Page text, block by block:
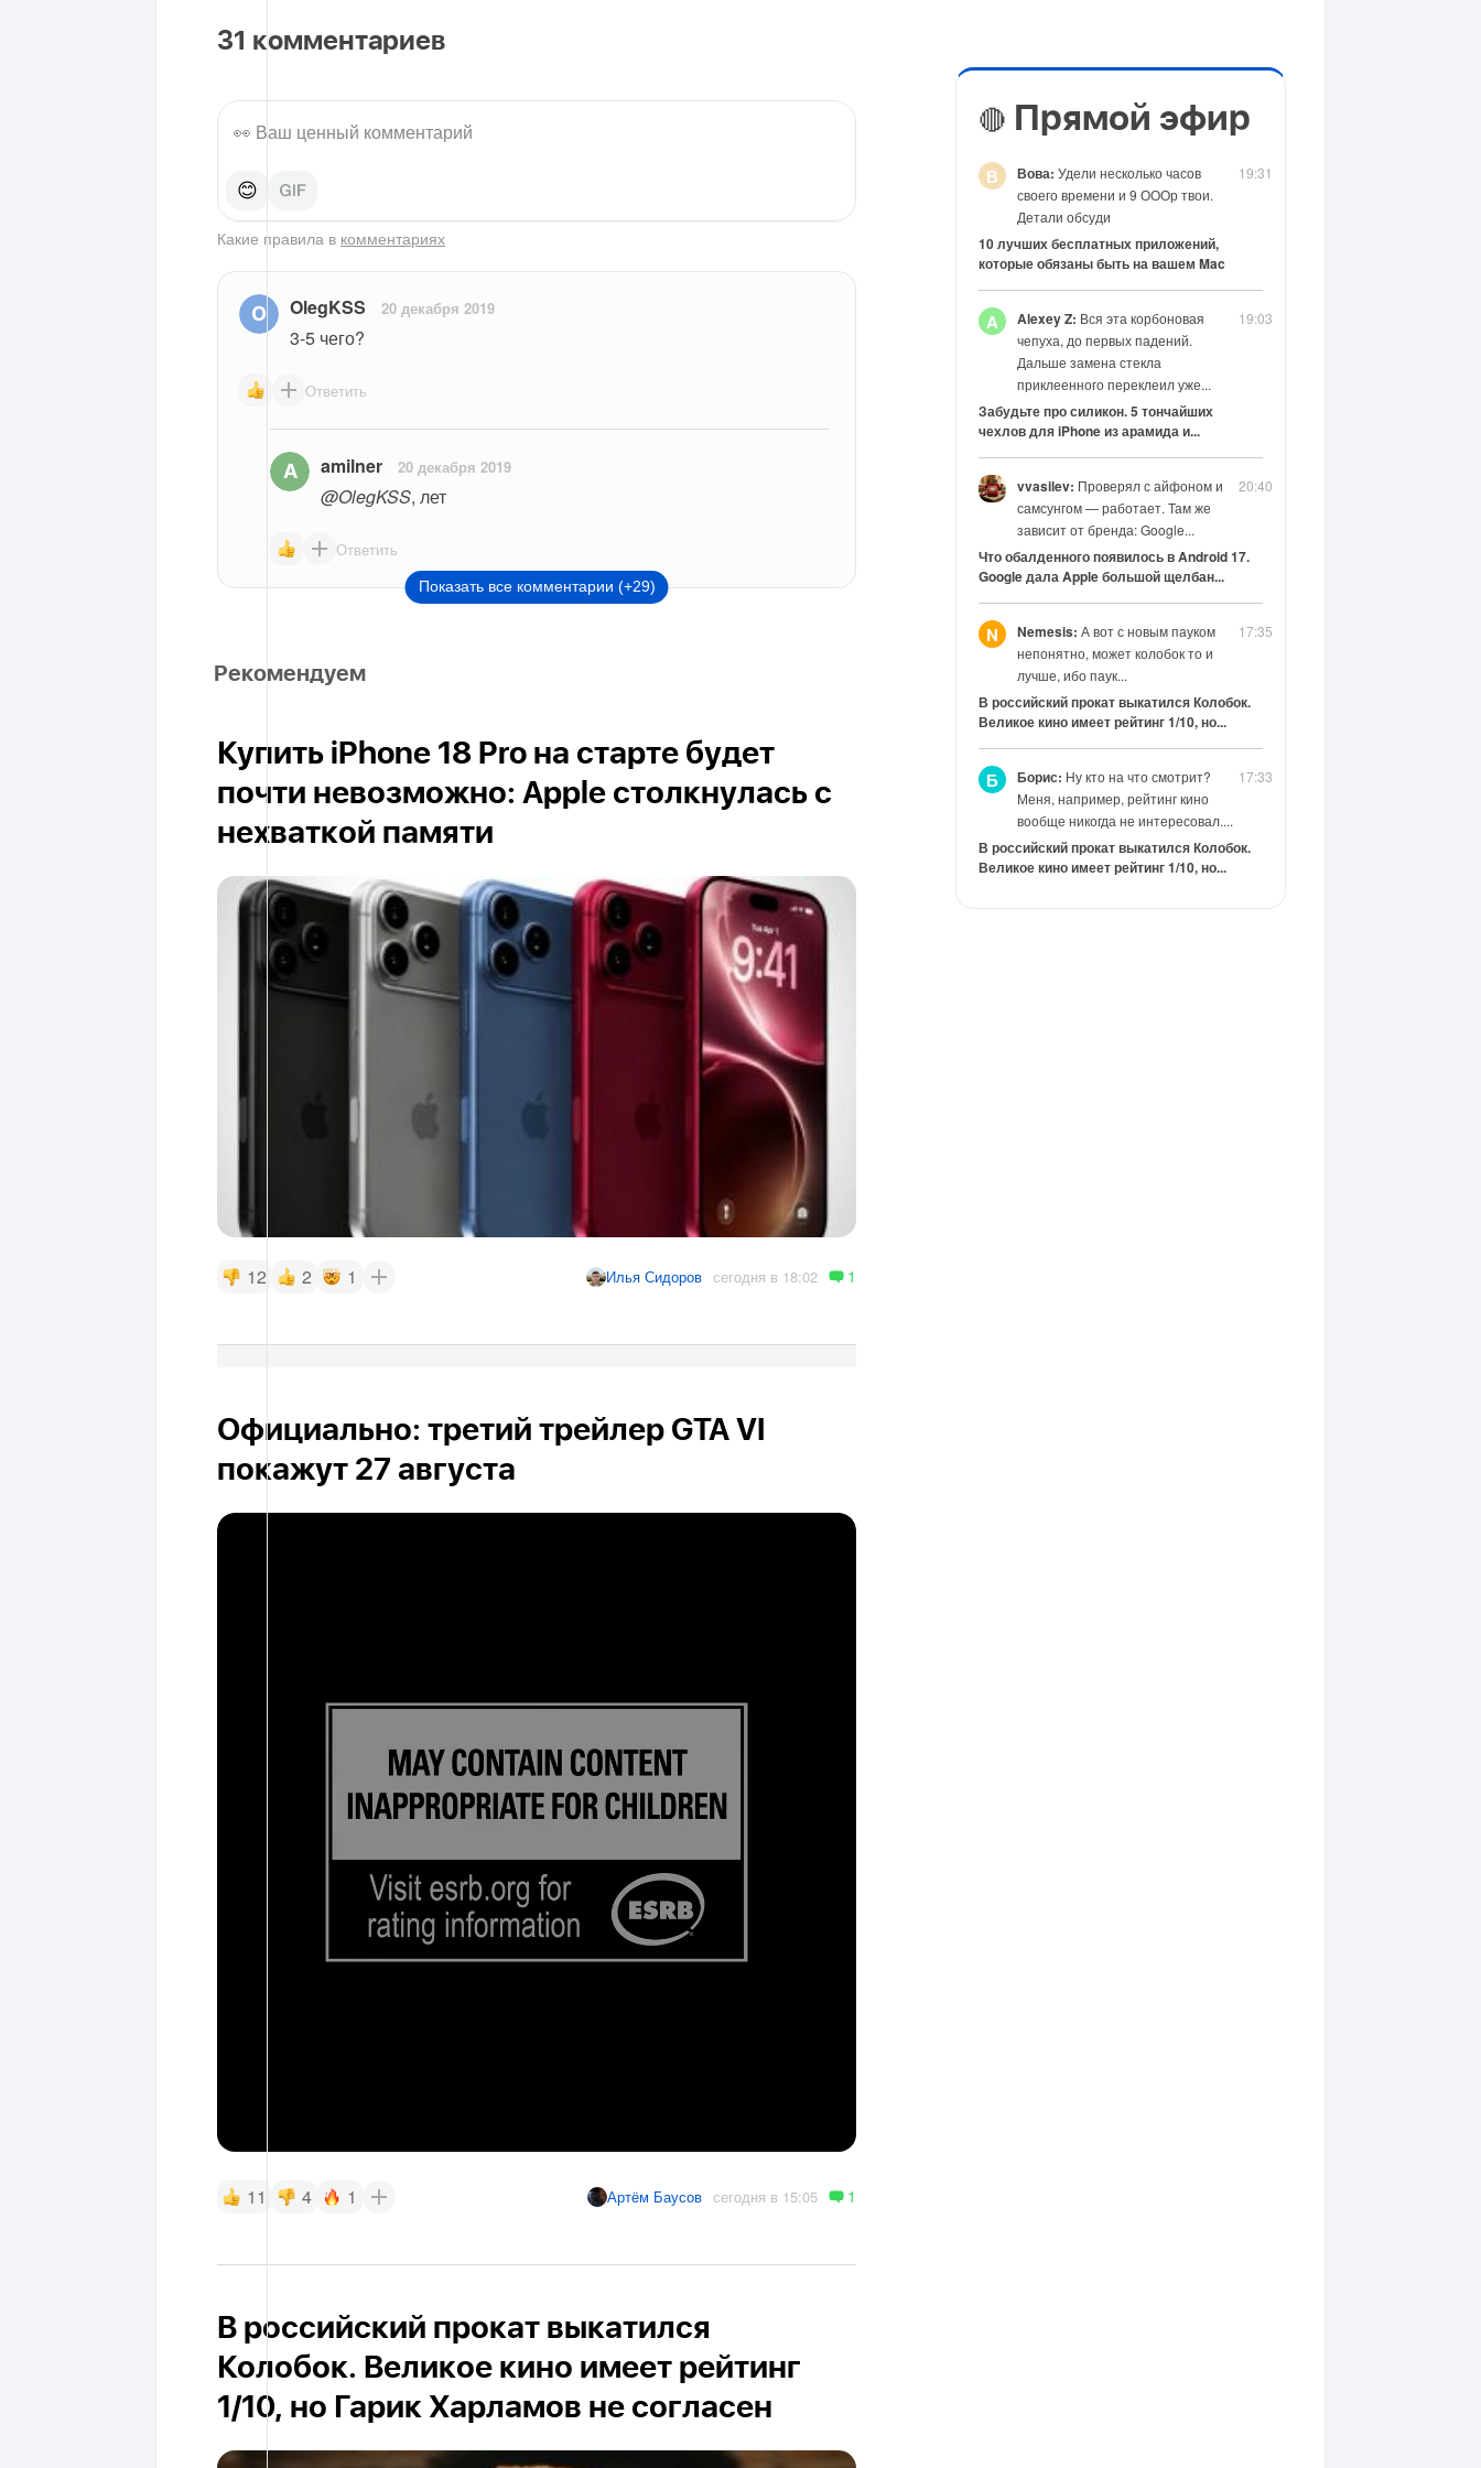
31 комментариев
😊
Какие правила в комментариях
OlegKSS 20 декабря 2019
3-5 чего?
Ответить
amilner 20 декабря 2019
@OlegKSS, лет
Ответить
Показать все комментарии (+29)
Рекомендуем
Купить iPhone 18 Pro на старте будет
почти невозможно: Apple столкнулась с
нехваткой памяти
12 2 1 Илья Сидоров сегодня в 18:02 1
Официально: третий трейлер GTA VI
покажут 27 августа
11 4 1 Артём Баусов сегодня в 15:05 1
В российский прокат выкатился
Колобок. Великое кино имеет рейтинг
1/10, но Гарик Харламов не согласен
🔴 Прямой эфир
19:31
В Вова: Удели несколько часов
своего времени и 9 ОООр твои.
Детали обсуди
10 лучших бесплатных приложений,
которые обязаны быть на вашем Mac
19:03
A Alexey Z: Вся эта корбоновая
чепуха, до первых падений.
Дальше замена стекла
приклеенного переклеил уже...
Забудьте про силикон. 5 тончайших
чехлов для iPhone из арамида и...
20:40
vvasilev: Проверял с айфоном и
самсунгом — работает. Там же
зависит от бренда: Google...
Что обалденного появилось в Android 17.
Google дала Apple большой щелбан...
17:35
N Nemesis: А вот с новым пауком
непонятно, может колобок то и
лучше, ибо паук...
В российский прокат выкатился Колобок.
Великое кино имеет рейтинг 1/10, но...
17:33
Б Борис: Ну кто на что смотрит?
Меня, например, рейтинг кино
вообще никогда не интересовал....
В российский прокат выкатился Колобок.
Великое кино имеет рейтинг 1/10, но...